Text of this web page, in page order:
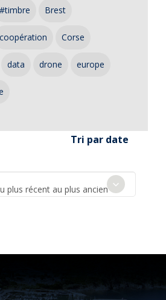
#timbre Brest
coopération Corse
data drone europe
Tri par date
plus récent au plus ancien